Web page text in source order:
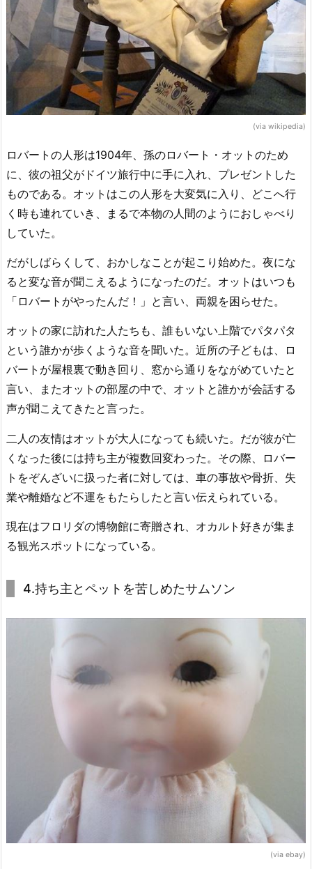
(via wikipedia)
ロバートの人形は1904年、孫のロバート・オットのため
に、彼の祖父がドイツ旅行中に手に入れ、プレゼントした
ものである。オットはこの人形を大変気に入り、どこへ行
く時も連れていき、まるで本物の人間のようにおしゃべり
していた。
だがしばらくして、おかしなことが起こり始めた。夜にな
ると変な音が聞こえるようになったのだ。オットはいつも
「ロバートがやったんだ！」と言い、両親を困らせた。
オットの家に訪れた人たちも、誰もいない上階でパタパタ
という誰かが歩くような音を聞いた。近所の子どもは、ロ
バートが屋根裏で動き回り、窓から通りをながめていたと
言い、またオットの部屋の中で、オットと誰かが会話する
声が聞こえてきたと言った。
二人の友情はオットが大人になっても続いた。だが彼が亡
くなった後には持ち主が複数回変わった。その際、ロバー
トをぞんざいに扱った者に対しては、車の事故や骨折、失
業や離婚など不運をもたらしたと言い伝えられている。
現在はフロリダの博物館に寄贈され、オカルト好きが集ま
る観光スポットになっている。
4.持ち主とペットを苦しめたサムソン
(via ebay)